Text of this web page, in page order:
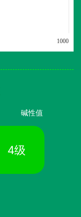
1000
碱性值
4级